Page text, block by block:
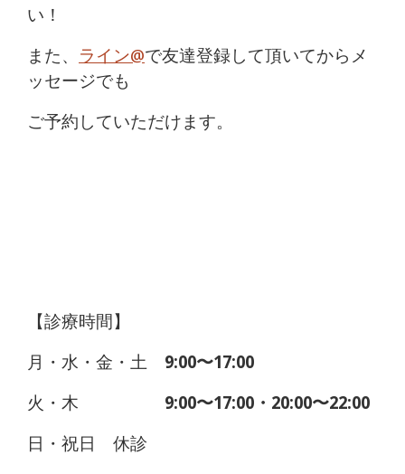
い！
また、 ライン@で友達登録して頂いてからメ
ッセージでも
ご予約していただけます。
【診療時間】
月・水・金・土 9:00〜17:00
火・木 9:00〜17:00・20:00〜22:00
日・祝日 休診